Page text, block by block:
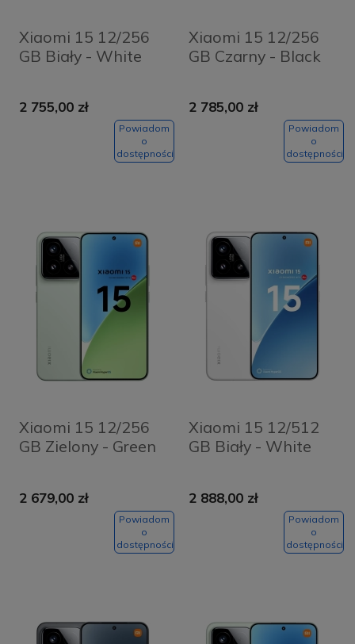
Xiaomi 15 12/256
GB Biały - White
2 755,00 zł
Powiadom
o
dostępności
Xiaomi 15 12/256
GB Czarny - Black
2 785,00 zł
Powiadom
o
dostępności
Xiaomi 15 12/256
GB Zielony - Green
2 679,00 zł
Powiadom
o
dostępności
Xiaomi 15 12/512
GB Biały - White
2 888,00 zł
Powiadom
o
dostępności